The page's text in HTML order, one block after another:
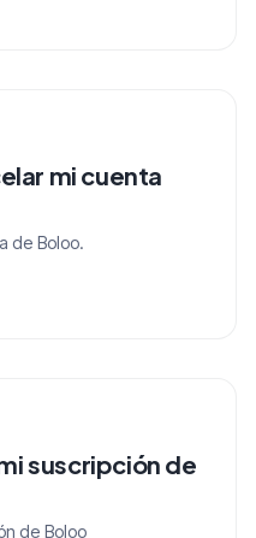
mi cuenta
de Boloo.
suscripción de
de Boloo